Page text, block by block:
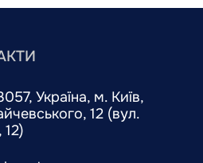
Україна, м. Київ,
12 (вул.
12)